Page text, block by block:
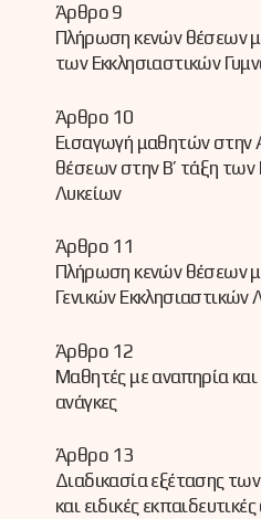
Άρθρο 9
Πλήρωση κενών θέσεων
των Εκκλησιαστικών
Άρθρο 10
Εισαγωγή μαθητών στην
θέσεων στην Β’ τάξη των
Λυκείων
Άρθρο 11
Πλήρωση κενών θέσεων
Γενικών Εκκλησιαστικών
Άρθρο 12
Μαθητές με αναπηρία και
ανάγκες
Άρθρο 13
Διαδικασία εξέτασης
και ειδικές